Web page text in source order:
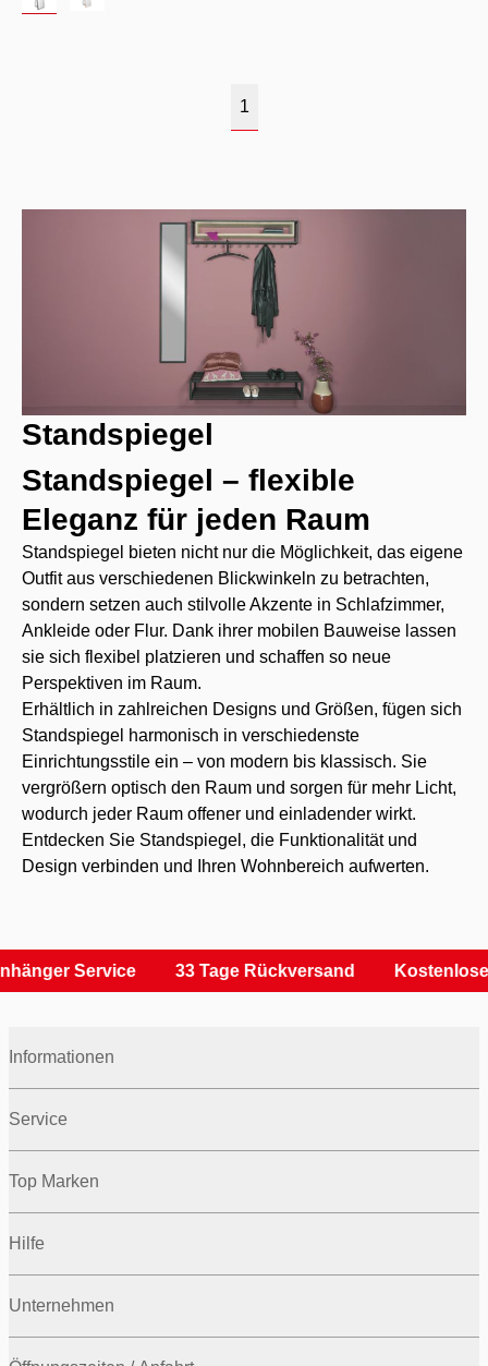
1
Standspiegel
Standspiegel – flexible
Eleganz für jeden Raum
Standspiegel bieten nicht nur die Möglichkeit, das eigene
Outfit aus verschiedenen Blickwinkeln zu betrachten,
sondern setzen auch stilvolle Akzente in Schlafzimmer,
Ankleide oder Flur. Dank ihrer mobilen Bauweise lassen
sie sich flexibel platzieren und schaffen so neue
Perspektiven im Raum.
Erhältlich in zahlreichen Designs und Größen, fügen sich
Standspiegel harmonisch in verschiedenste
Einrichtungsstile ein – von modern bis klassisch. Sie
vergrößern optisch den Raum und sorgen für mehr Licht,
wodurch jeder Raum offener und einladender wirkt.
Entdecken Sie Standspiegel, die Funktionalität und
Design verbinden und Ihren Wohnbereich aufwerten.
Service 33 Tage Rückversand
Informationen
Service
Top Marken
Hilfe
Unternehmen